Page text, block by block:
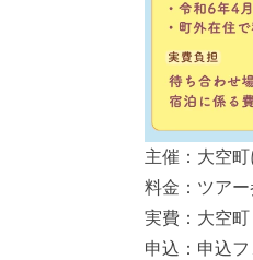
主催：大空
料金：ツア
実費：大空
申込：申込